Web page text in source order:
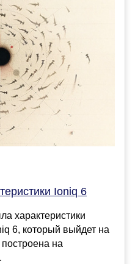
Ioniq 6
характеристики
6, который выйдет на
на